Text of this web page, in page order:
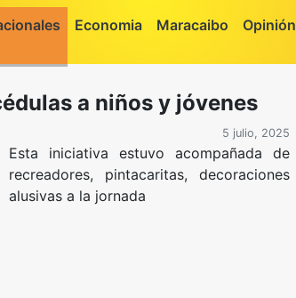
Economia Maracaibo Opinión
a niños y jóvenes
5 julio, 2025
Esta iniciativa estuvo acompañada de
recreadores, pintacaritas, decoraciones
alusivas a la jornada